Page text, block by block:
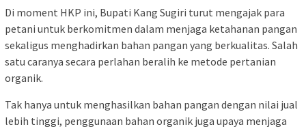
Di moment HKP ini, Bupati Kang Sugiri turut mengajak para
petani untuk berkomitmen dalam menjaga ketahanan pangan
sekaligus menghadirkan bahan pangan yang berkualitas. Salah
satu caranya secara perlahan beralih ke metode pertanian
organik.
Tak hanya untuk menghasilkan bahan pangan dengan nilai jual
lebih tinggi, penggunaan bahan organik juga upaya menjaga